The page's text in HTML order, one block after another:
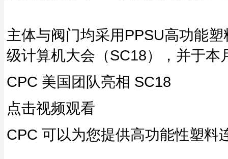
主体与阀门均采用PPSU高功能
级计算机大会（SC18），并于
CPC 美国团队亮相 SC18
点击视频观看
CPC 可以为您提供高功能性塑料